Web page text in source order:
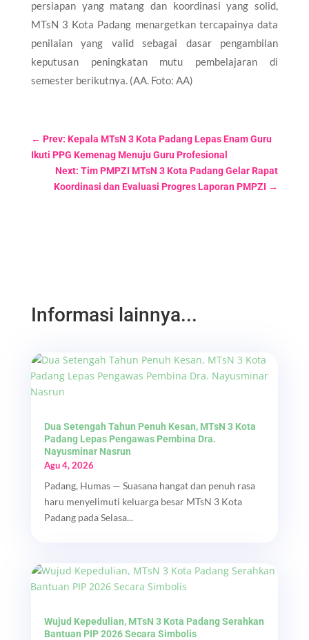
persiapan yang matang dan koordinasi yang solid,
MTsN 3 Kota Padang menargetkan tercapainya data
penilaian yang valid sebagai dasar pengambilan
keputusan peningkatan mutu pembelajaran di
semester berikutnya. (AA. Foto: AA)
← Prev: Kepala MTsN 3 Kota Padang Lepas Enam Guru
Ikuti PPG Kemenag Menuju Guru Profesional
Next: Tim PMPZI MTsN 3 Kota Padang Gelar Rapat
Koordinasi dan Evaluasi Progres Laporan PMPZI →
Informasi lainnya...
Dua Setengah Tahun Penuh Kesan, MTsN 3 Kota
Padang Lepas Pengawas Pembina Dra.
Nayusminar Nasrun
Agu 4, 2026
Padang, Humas — Suasana hangat dan penuh rasa
haru menyelimuti keluarga besar MTsN 3 Kota
Padang pada Selasa...
Wujud Kepedulian, MTsN 3 Kota Padang Serahkan
Bantuan PIP 2026 Secara Simbolis